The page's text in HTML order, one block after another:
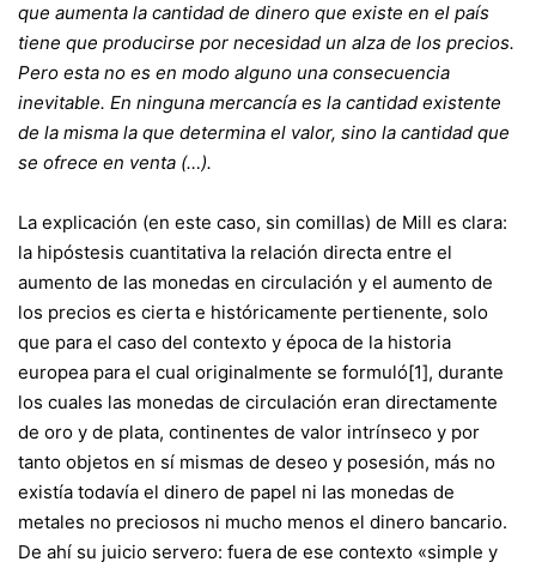
que aumenta la cantidad de dinero que existe en el país
tiene que producirse por necesidad un alza de los precios.
Pero esta no es en modo alguno una consecuencia
inevitable. En ninguna mercancía es la cantidad existente
de la misma la que determina el valor, sino la cantidad que
se ofrece en venta (…).
La explicación (en este caso, sin comillas) de Mill es clara:
la hipóstesis cuantitativa la relación directa entre el
aumento de las monedas en circulación y el aumento de
los precios es cierta e históricamente pertienente, solo
que para el caso del contexto y época de la historia
europea para el cual originalmente se formuló[1], durante
los cuales las monedas de circulación eran directamente
de oro y de plata, continentes de valor intrínseco y por
tanto objetos en sí mismas de deseo y posesión, más no
existía todavía el dinero de papel ni las monedas de
metales no preciosos ni mucho menos el dinero bancario.
De ahí su juicio servero: fuera de ese contexto «simple y